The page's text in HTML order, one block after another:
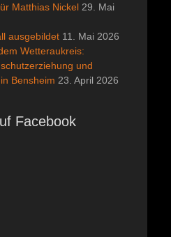
Matthias Nickel 29. Mai
ausgebildet 11. Mai 2026
Wetteraukreis:
und
Bensheim 23. April 2026
Facebook